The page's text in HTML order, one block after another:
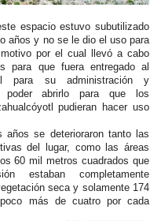
espacio estuvo subutilizado
años y no se le dio el uso para
por el cual llevó a cabo
para que fuera entregado al
para su administración y
abrirlo para que los
pudieran hacer uso
años se deterioraron tanto las
del lugar, como las áreas
60 mil metros cuadrados que
estaban completamente
seca y solamente 174
más de cuatro por cada